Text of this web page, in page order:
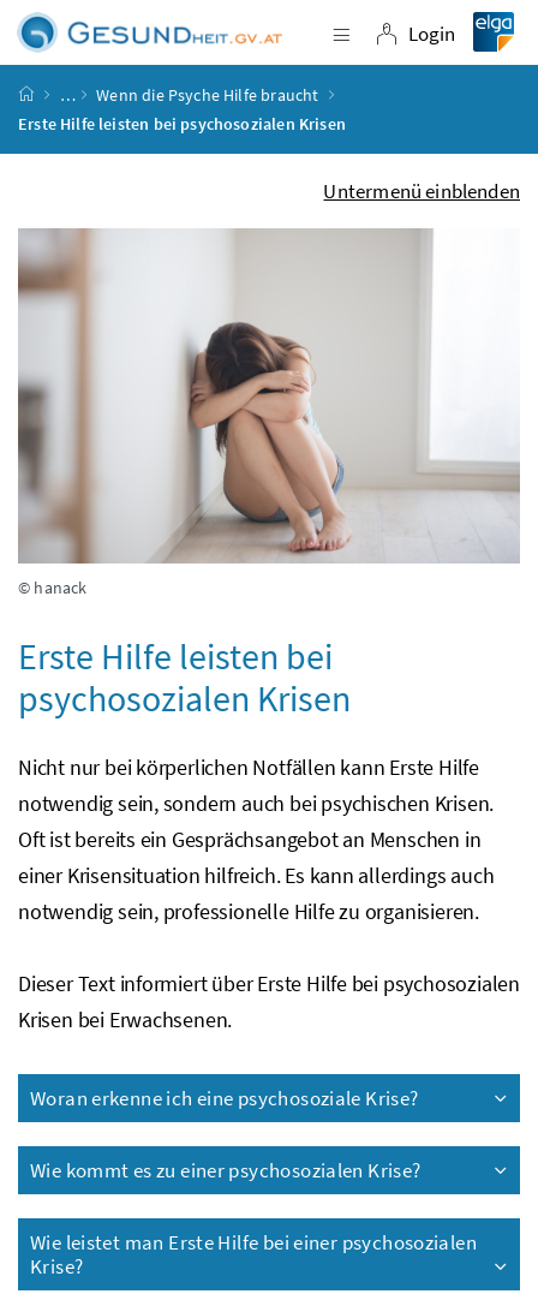
Zum Inhalt
Zum Hauptmenü
Zum Untermenü
Zur Suche
Navigation
Login
Login
Startseite
…
Wenn die Psyche Hilfe braucht
Erste Hilfe leisten bei psychosozialen Krisen
Untermenü einblenden
© hanack
Erste Hilfe leisten bei
psychosozialen Krisen
Nicht nur bei körperlichen Notfällen kann Erste Hilfe
notwendig sein, sondern auch bei psychischen Krisen.
Oft ist bereits ein Gesprächsangebot an Menschen in
einer Krisensituation hilfreich. Es kann allerdings auch
notwendig sein, professionelle Hilfe zu organisieren.
Dieser Text informiert über Erste Hilfe bei psychosozialen
Krisen bei Erwachsenen.
Woran erkenne ich eine psychosoziale Krise?
Wie kommt es zu einer psychosozialen Krise?
Wie leistet man Erste Hilfe bei einer psychosozialen
Krise?